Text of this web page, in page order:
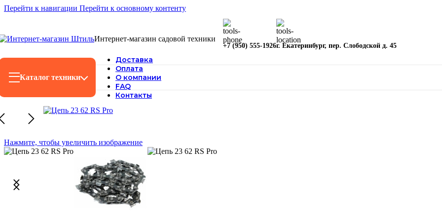
Перейти к навигации Перейти к основному контенту
Интернет-магазин садовой техники
+7 (950) 555-1926г. Екатеринбург, пер. Слободской д. 45
Каталог техники
Доставка
Оплата
О компании
FAQ
Контакты
Нажмите, чтобы увеличить изображение